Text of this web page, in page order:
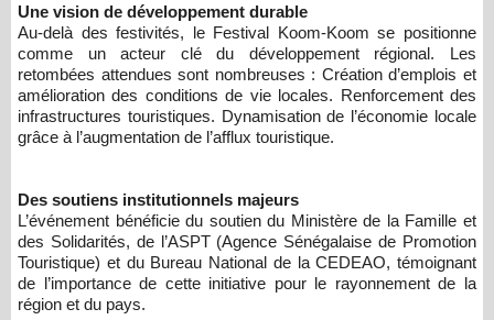
Une vision de développement durable
Au-delà des festivités, le Festival Koom-Koom se positionne
comme un acteur clé du développement régional. Les
retombées attendues sont nombreuses : Création d’emplois et
amélioration des conditions de vie locales. Renforcement des
infrastructures touristiques. Dynamisation de l’économie locale
grâce à l’augmentation de l’afflux touristique.
Des soutiens institutionnels majeurs
L’événement bénéficie du soutien du Ministère de la Famille et
des Solidarités, de l’ASPT (Agence Sénégalaise de Promotion
Touristique) et du Bureau National de la CEDEAO, témoignant
de l’importance de cette initiative pour le rayonnement de la
région et du pays.